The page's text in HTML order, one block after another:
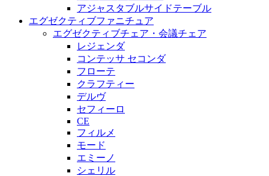
アジャスタブルサイドテーブル
エグゼクティブファニチュア
エグゼクティブチェア・会議チェア
レジェンダ
コンテッサ セコンダ
フローテ
クラフティー
デルヴ
セフィーロ
CE
フィルメ
モード
エミーノ
シェリル